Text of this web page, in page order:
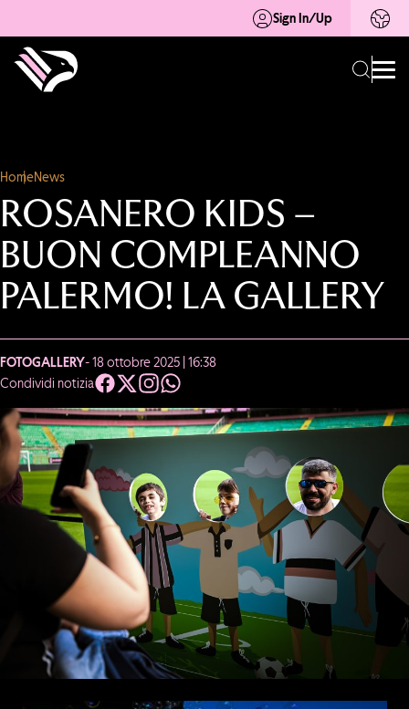
Sign In/Up
HomeNews
ROSANERO KIDS –
BUON COMPLEANNO
PALERMO! LA GALLERY
FOTOGALLERY- 18 ottobre 2025 | 16:38
Condividi notizia